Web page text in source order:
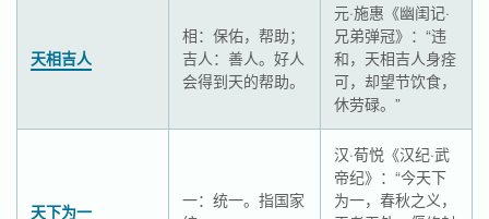
天相吉人
相：保佑，帮助；
吉人：善人。好人
会得到天的帮助。
元·施惠《幽闺记·
兄弟弹冠》：“违
和，天相吉人身痊
可，却望节饮食，
休劳碌。”
天下为一
一：统一。指国家
汉·荀悦《汉纪·武
帝纪》：“今天下
为一，春秋之义，